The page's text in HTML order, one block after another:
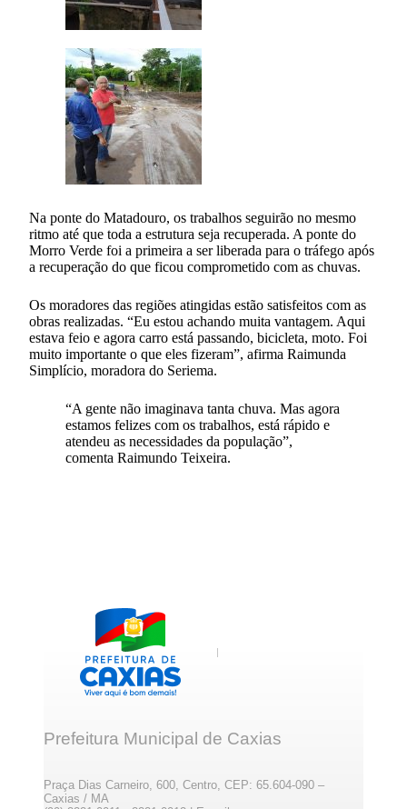
Na ponte do Matadouro, os trabalhos seguirão no mesmo
ritmo até que toda a estrutura seja recuperada. A ponte do
Morro Verde foi a primeira a ser liberada para o tráfego após
a recuperação do que ficou comprometido com as chuvas.
Os moradores das regiões atingidas estão satisfeitos com as
obras realizadas. “Eu estou achando muita vantagem. Aqui
estava feio e agora carro está passando, bicicleta, moto. Foi
muito importante o que eles fizeram”, afirma Raimunda
Simplício, moradora do Seriema.
“A gente não imaginava tanta chuva. Mas agora
estamos felizes com os trabalhos, está rápido e
atendeu as necessidades da população”,
comenta Raimundo Teixeira.
Prefeitura Municipal de Caxias
Praça Dias Carneiro, 600, Centro, CEP: 65.604-090 –
Caxias / MA